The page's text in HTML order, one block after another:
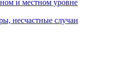
и местном уровне
несчастные случаи